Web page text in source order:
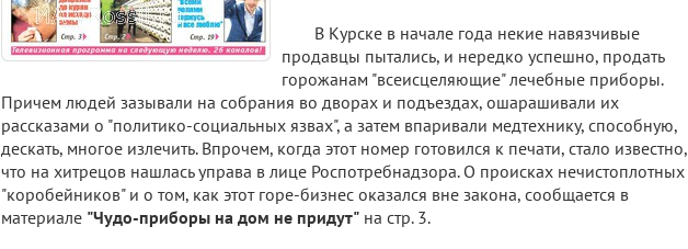
В Курске в начале года некие навязчивые
продавцы пытались, и нередко успешно, продать
горожанам "всеисцеляющие" лечебные приборы.
Причем людей зазывали на собрания во дворах и подъездах, ошарашивали их
рассказами о "политико-социальных язвах", а затем впаривали медтехнику, способную,
дескать, многое излечить. Впрочем, когда этот номер готовился к печати, стало известно,
что на хитрецов нашлась управа в лице Роспотребнадзора. О происках нечистоплотных
"коробейников" и о том, как этот горе-бизнес оказался вне закона, сообщается в
материале "Чудо-приборы на дом не придут" на стр. 3.